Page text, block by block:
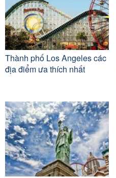
Thành phố Los Angeles các
địa điểm ưa thích nhất